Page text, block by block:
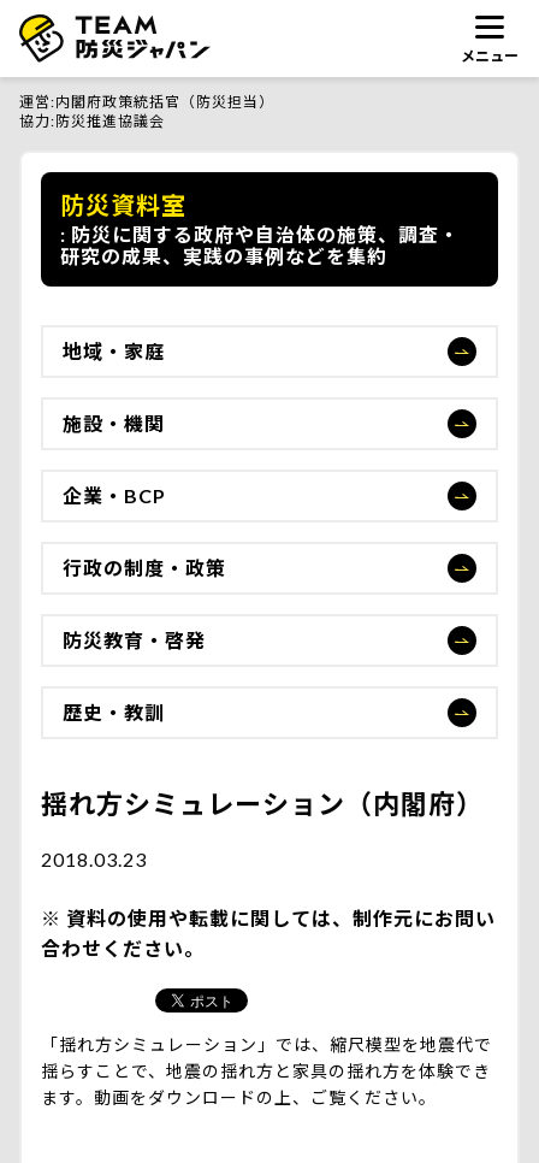
メニュー
運営 内閣府政策統括官（防災担当）
協力 防災推進協議会
防災資料室
防災に関する政府や自治体の施策、調査・
研究の成果、実践の事例などを集約
地域・家庭
施設・機関
企業・BCP
行政の制度・政策
防災教育・啓発
歴史・教訓
揺れ方シミュレーション（内閣府）
2018.03.23
資料の使用や転載に関しては、制作元にお問い
合わせください。
「揺れ方シミュレーション」では、縮尺模型を地震代で
揺らすことで、地震の揺れ方と家具の揺れ方を体験でき
ます。動画をダウンロードの上、ご覧ください。